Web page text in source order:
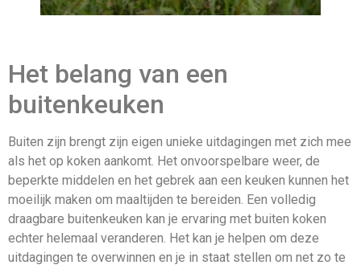
Het belang van een
buitenkeuken
Buiten zijn brengt zijn eigen unieke uitdagingen met zich mee
als het op koken aankomt. Het onvoorspelbare weer, de
beperkte middelen en het gebrek aan een keuken kunnen het
moeilijk maken om maaltijden te bereiden. Een volledig
draagbare buitenkeuken kan je ervaring met buiten koken
echter helemaal veranderen. Het kan je helpen om deze
uitdagingen te overwinnen en je in staat stellen om net zo te